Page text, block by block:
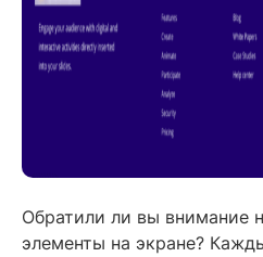
Обратили ли вы внимание
элементы на экране?